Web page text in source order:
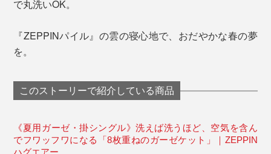
で丸洗いOK。
『ZEPPINパイル』の雲の寝心地で、おだやかな春の夢
を。
このストーリーで紹介している商品
《夏用ガーゼ・掛シングル》洗えば洗うほど、空気を含ん
でフワッフワになる「8枚重ねのガーゼケット」｜ZEPPIN